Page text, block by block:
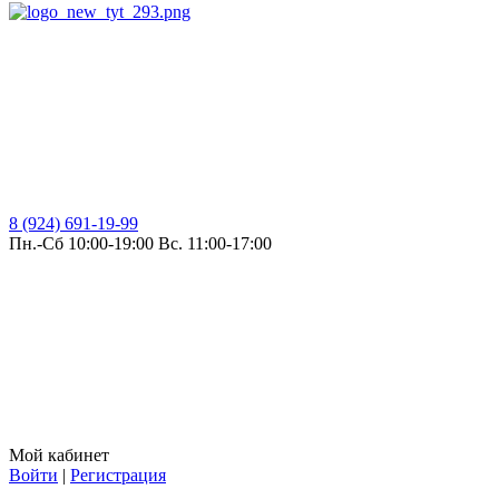
8 (924) 691-19-99
Пн.-Сб 10:00-19:00 Вс. 11:00-17:00
Мой кабинет
Войти | Регистрация